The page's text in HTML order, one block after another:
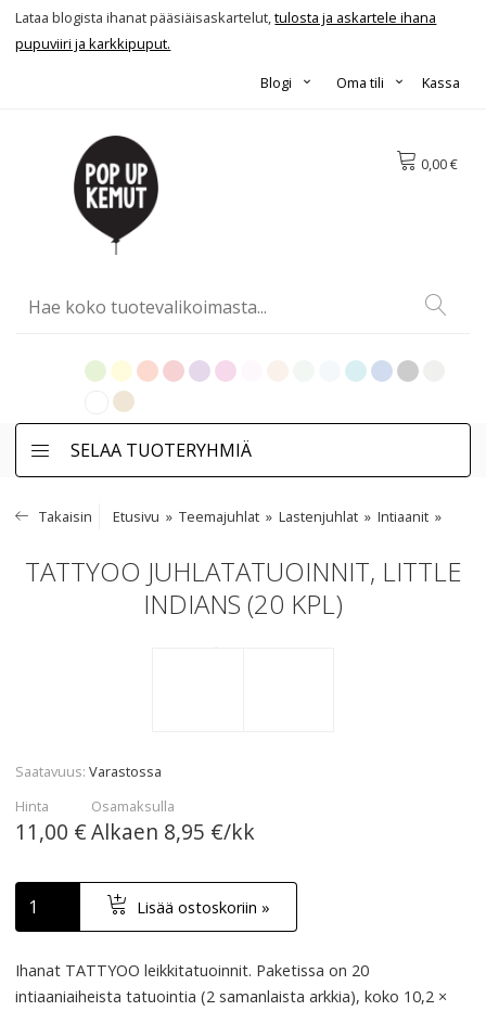
Lataa blogista ihanat pääsiäisaskartelut,tulosta ja askartele ihana
pupuviiri ja karkkipuput.
Kassa
Oma tili
Blogi
0,00 €
SELAA TUOTERYHMIÄ
Takaisin Etusivu Teemajuhlat Lastenjuhlat Intiaanit
TATTYOO JUHLATATUOINNIT, LITTLE
INDIANS (20 KPL)
Saatavuus Varastossa
Hinta
11,00 €
Osamaksulla
Alkaen 8,95 €/kk
Lisää ostoskoriin »
Ihanat TATTYOO leikkitatuoinnit. Paketissa on 20
intiaaniaiheista tatuointia (2 samanlaista arkkia), koko 10,2 ×